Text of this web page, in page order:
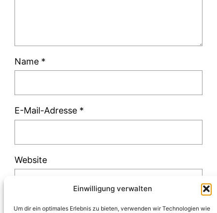
Einwilligung verwalten
Um dir ein optimales Erlebnis zu bieten, verwenden wir Technologien wie
Name *
E-Mail-Adresse *
Website